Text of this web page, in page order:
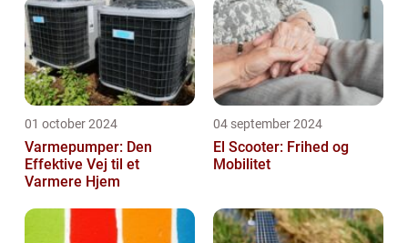
01 october 2024
Varmepumper: Den
Effektive Vej til et
Varmere Hjem
04 september 2024
El Scooter: Frihed og
Mobilitet